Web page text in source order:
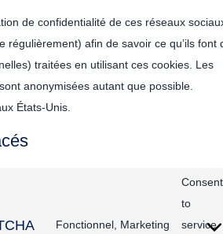
de confidentialité de ces réseaux
régulièrement) afin de savoir ce qu’ils font
traitées en utilisant ces cookies. Les
anonymisées autant que possible.
États-Unis.
Fonctionnel, Marketing
Consent
to
service